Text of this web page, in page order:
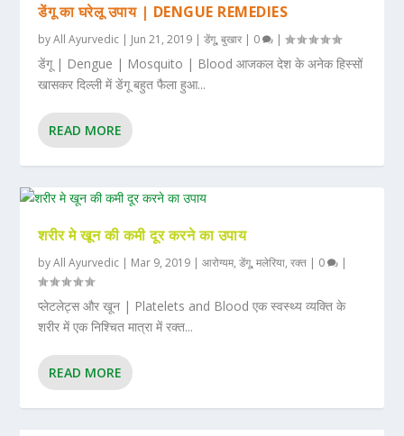
डेंगू का घरेलू उपाय | DENGUE REMEDIES
byAll Ayurvedic | Jun 21, 2019 |डेंगू,बुखार | 0 |
डेंगू | Dengue | Mosquito | Blood आजकल देश के अनेक हिस्सों
खासकर दिल्ली में डेंगू बहुत फैला हुआ...
READ MORE
शरीर मे खून की कमी दूर करने का उपाय
byAll Ayurvedic | Mar 9, 2019 |आरोग्यम,डेंगू,मलेरिया,रक्त | 0 |
प्लेटलेट्स और खून | Platelets and Blood एक स्वस्थ्य व्यक्ति के
शरीर में एक निश्चित मात्रा में रक्त...
READ MORE